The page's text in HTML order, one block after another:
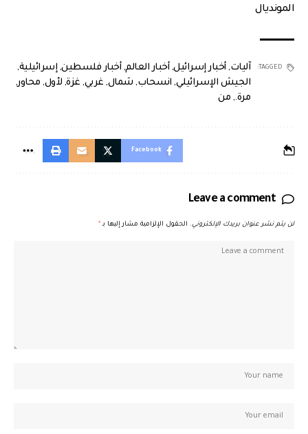
المونديال
TAGGED: آليات, أخبار إسرائيل, أخبار العالم, أخبار فلسطين, إسرائيلية,
الجيش الإسرائيلي, انسحاب, شمال, غربي, غزة, لأول, محاور,
مرة., من
Facebook
Leave a comment
لن يتم نشر عنوان بريدك الإلكتروني. الحقول الإلزامية مشار إليها بـ *